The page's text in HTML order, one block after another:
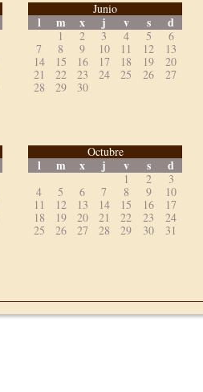
Junio
l m x j v s d
1 2 3 4 5
6
7
8 9 10 11 12
13
14
15 16 17 18 19
20
21
22 23 24 25 26
27
28
29 30
Octubre
l m x j v s d
1 2
3
4
5 6 7 8 9
10
11
12 13 14 15 16
17
18
19 20 21 22 23
24
25
26 27 28 29 30 31